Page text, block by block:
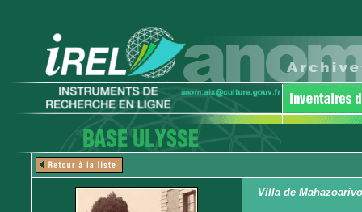
Villa de Mahazoarivo